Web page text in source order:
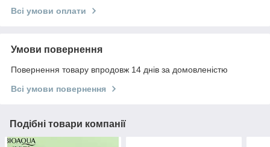
Всі умови оплати
Умови повернення
Повернення товару впродовж 14 днів за домовленістю
Всі умови повернення
Подібні товари компанії